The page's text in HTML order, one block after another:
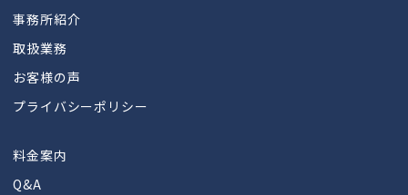
事務所紹介
取扱業務
お客様の声
プライバシーポリシー
料金案内
Q&A